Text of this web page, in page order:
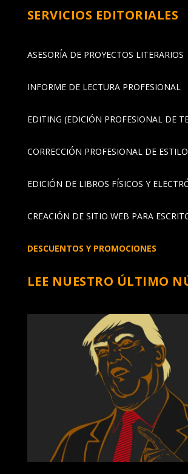
SERVICIOS EDITORIALES
ASESORÍA DE PROYECTOS LITERARIOS
INFORME DE LECTURA PROFESIONAL
EDITING (EDICIÓN PROFESIONAL DE
CORRECCIÓN PROFESIONAL DE ESTILO
EDICIÓN DE LIBROS FÍSICOS Y
CREACIÓN DE SITIO WEB PARA
DESCUENTOS Y PROMOCIONES
LEE NUESTRO ÚLTIMO